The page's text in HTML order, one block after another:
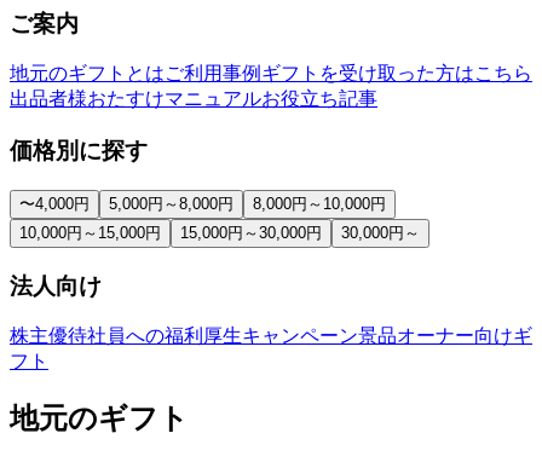
ご案内
地元のギフトとはご利用事例 ギフトを受け取った方はこちら
出品者様おたすけマニュアルお役立ち記事
価格別に探す
〜4,000円 5,000円～8,000円
8,000円～10,000円
10,000円～15,000円
15,000円～30,000円 30,000円～
法人向け
株主優待社員への福利厚生キャンペーン景品オーナー向けギ
フト
地元のギフト